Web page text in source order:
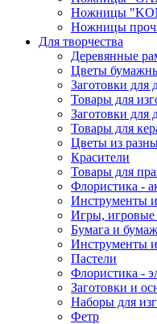
Ножницы
Ножницы
Для творчества
Деревянные
Цветы
Заготовки для
Товары для
Заготовки для
Товары для
Цветы из
Красители
Товары для
Флористика -
Инструменты и
Игры, игровые
Бумага и
Инструменты
Пастели
Флористика -
Заготовки и
Наборы для
Фетр